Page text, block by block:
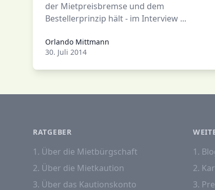
der Mietpreisbremse und dem
Bestellerprinzip hält - im Interview ...
Orlando Mittmann
Orlando Mittmann
30. Juli 2014
RATGEBER
1. Über die Mietbürgschaft
2. Über die Mietkaution
3. Über das Kautionskonto
1.
2.
3.